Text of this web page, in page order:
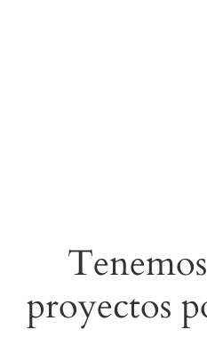
proyectos